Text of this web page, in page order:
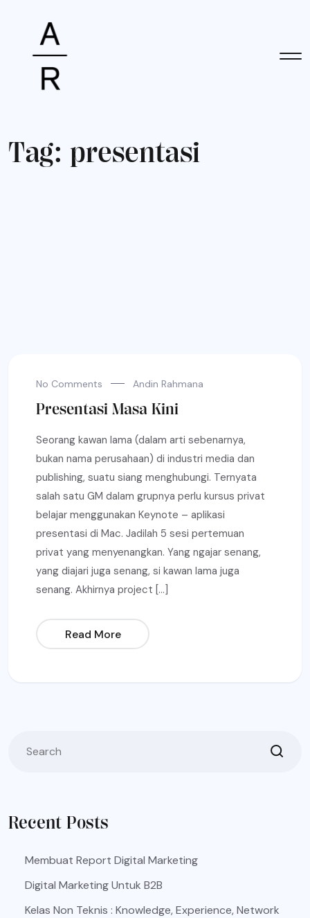
Tag: presentasi
No Comments Andin Rahmana
Presentasi Masa Kini
Seorang kawan lama (dalam arti sebenarnya,
bukan nama perusahaan) di industri media dan
publishing, suatu siang menghubungi. Ternyata
salah satu GM dalam grupnya perlu kursus privat
belajar menggunakan Keynote – aplikasi
presentasi di Mac. Jadilah 5 sesi pertemuan
privat yang menyenangkan. Yang ngajar senang,
yang diajari juga senang, si kawan lama juga
senang. Akhirnya project […]
Read More
Recent Posts
Membuat Report Digital Marketing
Digital Marketing Untuk B2B
Kelas Non Teknis : Knowledge, Experience, Network